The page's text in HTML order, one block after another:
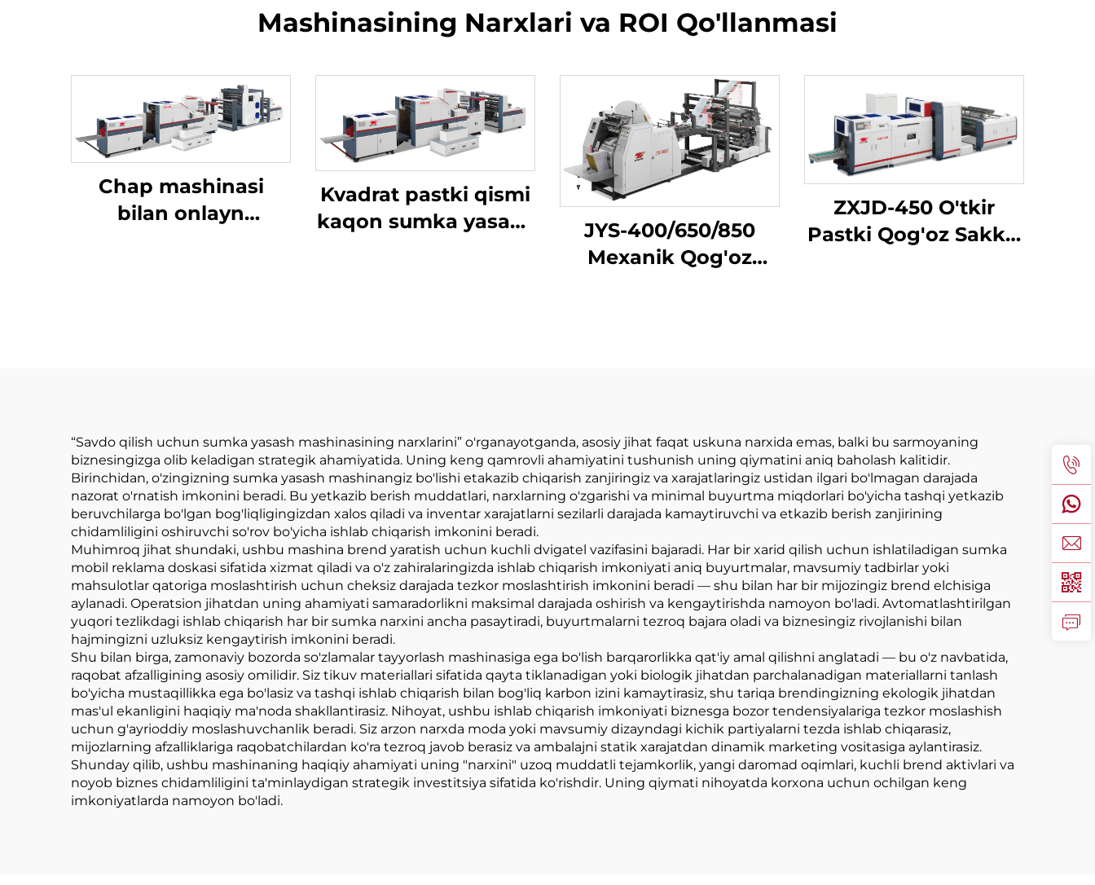
Mashinasining Narxlari va ROI Qo'llanmasi
Chap mashinasi
bilan onlayn
Kvadrat pastki qismi
kaqon sumka yasash
JYS-400/650/850
Mexanik Qog'oz
ZXJD-450 O'tkir
Pastki Qog'oz Sakkiz
“Savdo qilish uchun sumka yasash mashinasining narxlarini” o'rganayotganda, asosiy jihat faqat uskuna narxida emas, balki bu sarmoyaning
biznesingizga olib keladigan strategik ahamiyatida. Uning keng qamrovli ahamiyatini tushunish uning qiymatini aniq baholash kalitidir.
Birinchidan, o'zingizning sumka yasash mashinangiz bo'lishi etakazib chiqarish zanjiringiz va xarajatlaringiz ustidan ilgari bo'lmagan darajada
nazorat o'rnatish imkonini beradi. Bu yetkazib berish muddatlari, narxlarning o'zgarishi va minimal buyurtma miqdorlari bo'yicha tashqi yetkazib
beruvchilarga bo'lgan bog'liqligingizdan xalos qiladi va inventar xarajatlarni sezilarli darajada kamaytiruvchi va etkazib berish zanjirining
chidamliligini oshiruvchi so'rov bo'yicha ishlab chiqarish imkonini beradi.
Muhimroq jihat shundaki, ushbu mashina brend yaratish uchun kuchli dvigatel vazifasini bajaradi. Har bir xarid qilish uchun ishlatiladigan sumka
mobil reklama doskasi sifatida xizmat qiladi va o'z zahiralaringizda ishlab chiqarish imkoniyati aniq buyurtmalar, mavsumiy tadbirlar yoki
mahsulotlar qatoriga moslashtirish uchun cheksiz darajada tezkor moslashtirish imkonini beradi — shu bilan har bir mijozingiz brend elchisiga
aylanadi. Operatsion jihatdan uning ahamiyati samaradorlikni maksimal darajada oshirish va kengaytirishda namoyon bo'ladi. Avtomatlashtirilgan
yuqori tezlikdagi ishlab chiqarish har bir sumka narxini ancha pasaytiradi, buyurtmalarni tezroq bajara oladi va biznesingiz rivojlanishi bilan
hajmingizni uzluksiz kengaytirish imkonini beradi.
Shu bilan birga, zamonaviy bozorda so'zlamalar tayyorlash mashinasiga ega bo'lish barqarorlikka qat'iy amal qilishni anglatadi — bu o'z navbatida,
raqobat afzalligining asosiy omilidir. Siz tikuv materiallari sifatida qayta tiklanadigan yoki biologik jihatdan parchalanadigan materiallarni tanlash
bo'yicha mustaqillikka ega bo'lasiz va tashqi ishlab chiqarish bilan bog'liq karbon izini kamaytirasiz, shu tariqa brendingizning ekologik jihatdan
mas'ul ekanligini haqiqiy ma'noda shakllantirasiz. Nihoyat, ushbu ishlab chiqarish imkoniyati biznesga bozor tendensiyalariga tezkor moslashish
uchun g'ayrioddiy moslashuvchanlik beradi. Siz arzon narxda moda yoki mavsumiy dizayndagi kichik partiyalarni tezda ishlab chiqarasiz,
mijozlarning afzalliklariga raqobatchilardan ko'ra tezroq javob berasiz va ambalajni statik xarajatdan dinamik marketing vositasiga aylantirasiz.
Shunday qilib, ushbu mashinaning haqiqiy ahamiyati uning "narxini" uzoq muddatli tejamkorlik, yangi daromad oqimlari, kuchli brend aktivlari va
noyob biznes chidamliligini ta'minlaydigan strategik investitsiya sifatida ko'rishdir. Uning qiymati nihoyatda korxona uchun ochilgan keng
imkoniyatlarda namoyon bo'ladi.